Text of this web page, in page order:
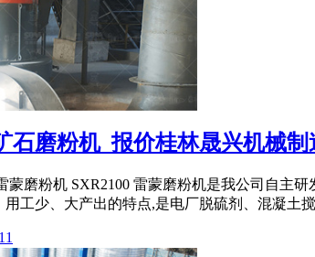
石磨粉机_报价桂林晟兴机械制
蒙磨粉机 SXR2100 雷蒙磨粉机是我公司自主
工少、大产出的特点,是电厂脱硫剂、混凝土